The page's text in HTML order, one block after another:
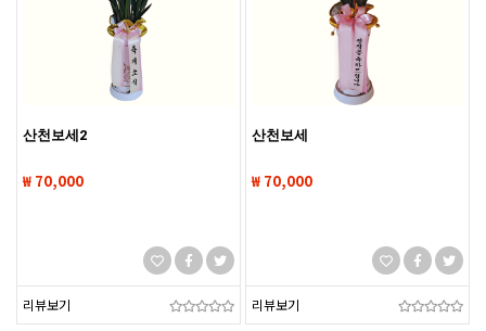
산천보세2
₩ 70,000
리뷰보기
산천보세
₩ 70,000
리뷰보기